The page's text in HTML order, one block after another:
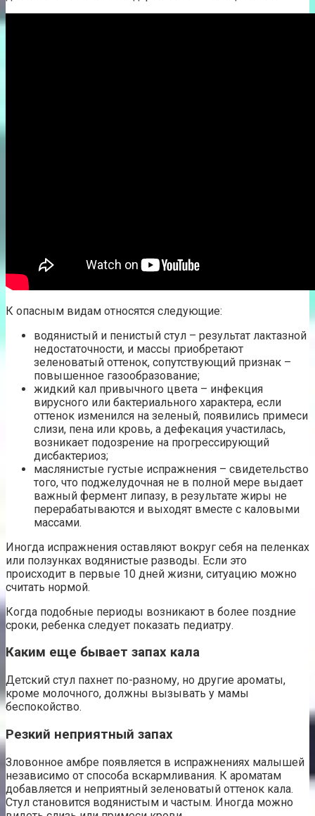
К опасным видам относятся следующие:
водянистый и пенистый стул – результат лактазной
недостаточности, и массы приобретают
зеленоватый оттенок, сопутствующий признак –
повышенное газообразование;
жидкий кал привычного цвета – инфекция
вирусного или бактериального характера, если
оттенок изменился на зеленый, появились примеси
слизи, пена или кровь, а дефекация участилась,
возникает подозрение на прогрессирующий
дисбактериоз;
маслянистые густые испражнения – свидетельство
того, что поджелудочная не в полной мере выдает
важный фермент липазу, в результате жиры не
перерабатываются и выходят вместе с каловыми
массами.
Иногда испражнения оставляют вокруг себя на пеленках
или ползунках водянистые разводы. Если это
происходит в первые 10 дней жизни, ситуацию можно
считать нормой.
Когда подобные периоды возникают в более поздние
сроки, ребенка следует показать педиатру.
Каким еще бывает запах кала
Детский стул пахнет по-разному, но другие ароматы,
кроме молочного, должны вызывать у мамы
беспокойство.
Резкий неприятный запах
Зловонное амбре появляется в испражнениях малышей
независимо от способа вскармливания. К ароматам
добавляется и неприятный зеленоватый оттенок кала.
Стул становится водянистым и частым. Иногда можно